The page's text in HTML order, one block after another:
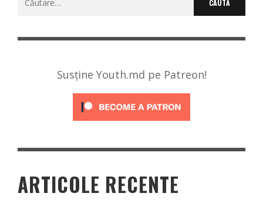
Susține Youth.md pe Patreon!
ARTICOLE RECENTE